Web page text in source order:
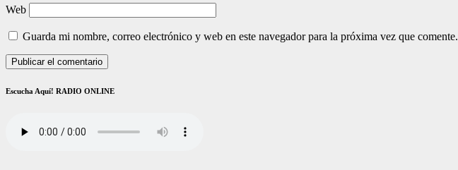
Web
Guarda mi nombre, correo electrónico y web en este navegador para la próxima vez que comente.
Escucha Aquí! RADIO ONLINE